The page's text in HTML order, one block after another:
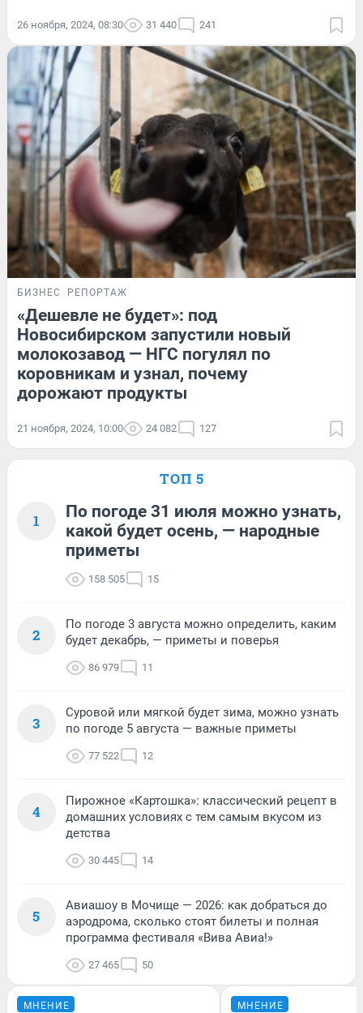
26 ноября, 2024, 08:30 31 440 241
БИЗНЕС РЕПОРТАЖ
«Дешевле не будет»: под
Новосибирском запустили новый
молокозавод — НГС погулял по
коровникам и узнал, почему
дорожают продукты
21 ноября, 2024, 10:00 24 082 127
ТОП 5
1
По погоде 31 июля можно узнать,
какой будет осень, — народные
приметы
158 505 15
2
По погоде 3 августа можно определить, каким
будет декабрь, — приметы и поверья
86 979 11
3
Суровой или мягкой будет зима, можно узнать
по погоде 5 августа — важные приметы
77 522 12
4
Пирожное «Картошка»: классический рецепт в
домашних условиях с тем самым вкусом из
детства
30 445 14
5
Авиашоу в Мочище — 2026: как добраться до
аэродрома, сколько стоят билеты и полная
программа фестиваля «Вива Авиа!»
27 465 50
МНЕНИЕ МНЕНИЕ